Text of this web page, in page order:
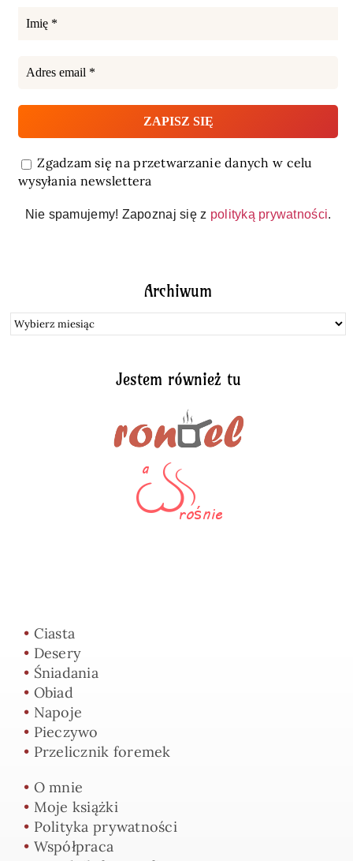
Zgadzam się na przetwarzanie danych w celu
wysyłania newslettera
Nie spamujemy! Zapoznaj się z polityką prywatności.
Archiwum
Archiwum
Jestem również tu
• Ciasta
• Desery
• Śniadania
• Obiad
• Napoje
• Pieczywo
• Przelicznik foremek
• O mnie
• Moje książki
• Polityka prywatności
• Współpraca